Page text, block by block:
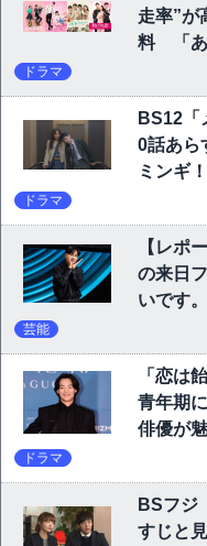
走率”が
料 「あ
ドラマ
BS12「
0話あら
ミンギ！
ドラマ
【レポ
の来日
いです
芸能
「恋は
青年期
俳優が
ドラマ
BSフジ
すじと